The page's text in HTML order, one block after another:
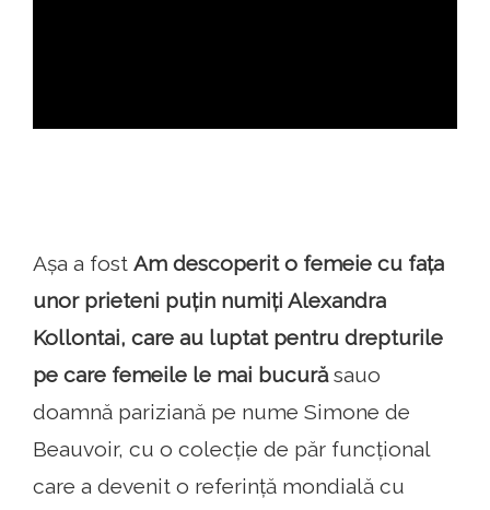
Așa a fost Am descoperit o femeie cu fața
unor prieteni puțin numiți Alexandra
Kollontai, care au luptat pentru drepturile
pe care femeile le mai bucurăsauo
doamnă pariziană pe nume Simone de
Beauvoir, cu o colecție de păr funcțional
care a devenit o referință mondială cu